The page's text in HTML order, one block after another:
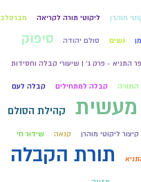
מוהרן ליקוטי תורה לקריאה מברסלב
נשים סולם יהודה סיפוק
התניא - פרק ג' | שיעורי קבלה וחסידות
התורה קבלה למתחילים קבלה לעם
קהילת הסולם
קיצור ליקוטי מוהרן קנאה שידור חי
תורת הקבלה